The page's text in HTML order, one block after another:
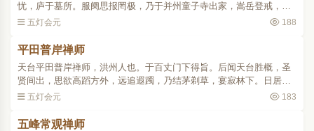
忧，庐于墓所。服阕思报罔极，乃于并州童子寺出家，嵩岳登戒，习
诸律学。后参百丈，受心印。辞往南岳常乐寺，结茅于山顶。一日，
五灯会元 188
平田普岸禅师
天台平田普岸禅师，洪州人也。于百丈门下得旨。后闻天台胜概，圣
贤间出，思欲高蹈方外，远追遐躅，乃结茅剃草，宴寂林下。日居月
诸，为四众所知，创平田禅院居之。上堂：「神光不昧，万古徽猷。
五灯会元 183
五峰常观禅师